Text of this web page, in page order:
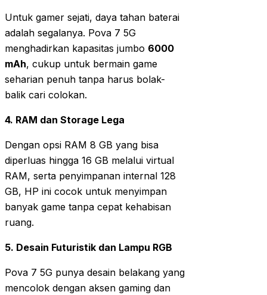
Untuk gamer sejati, daya tahan baterai
adalah segalanya. Pova 7 5G
menghadirkan kapasitas jumbo 6000
mAh, cukup untuk bermain game
seharian penuh tanpa harus bolak-
balik cari colokan.
4. RAM dan Storage Lega
Dengan opsi RAM 8 GB yang bisa
diperluas hingga 16 GB melalui virtual
RAM, serta penyimpanan internal 128
GB, HP ini cocok untuk menyimpan
banyak game tanpa cepat kehabisan
ruang.
5. Desain Futuristik dan Lampu RGB
Pova 7 5G punya desain belakang yang
mencolok dengan aksen gaming dan